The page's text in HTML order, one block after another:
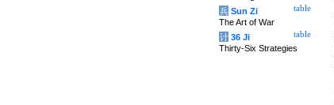
table
兵 Sun Zi
The Art of War
table
计 36 Ji
Thirty-Six Strategies